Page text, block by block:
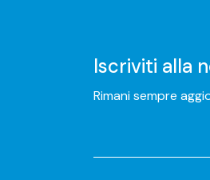
Iscriviti alla
Rimani sempre